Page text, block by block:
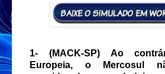
1- (MACK-SP) Ao
Europeia, o Mercosul